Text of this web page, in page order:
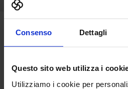
Consenso Dettagli
Questo sito web utilizza i
Utilizziamo i cookie per